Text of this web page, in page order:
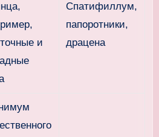
и
Спатифиллум,
папоротники,
драцена